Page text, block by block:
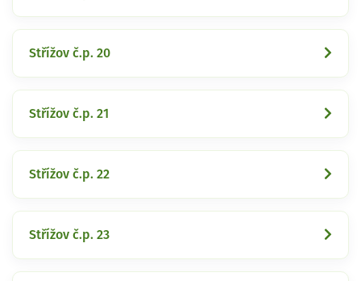
Střížov č.p. 20
Střížov č.p. 21
Střížov č.p. 22
Střížov č.p. 23